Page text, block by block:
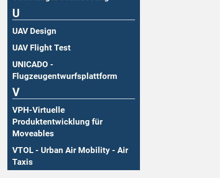
U
UAV Design
UAV Flight Test
UNICADO -
Flugzeugentwurfsplattform
V
VPH-Virtuelle
Produktentwicklung für
Moveables
VTOL - Urban Air Mobility - Air
Taxis